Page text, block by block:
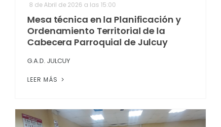
8 de Abril de 2026 a las 15:00
Mesa técnica en la Planificación y
Ordenamiento Territorial de la
Cabecera Parroquial de Julcuy
G.A.D. JULCUY
LEER MÁS